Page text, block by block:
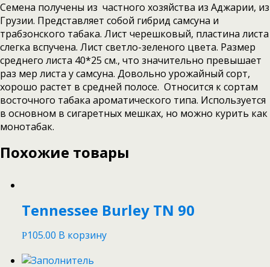
Семена получены из частного хозяйства из Аджарии, из
Грузии. Представляет собой гибрид самсуна и
трабзонского табака. Лист черешковый, пластина листа
слегка вспучена. Лист светло-зеленого цвета. Размер
среднего листа 40*25 см., что значительно превышает
раз мер листа у самсуна. Довольно урожайный сорт,
хорошо растет в средней полосе. Относится к сортам
восточного табака ароматического типа. Используется
в основном в сигаретных мешках, но можно курить как
монотабак.
Похожие товары
Tennessee Burley TN 90
Р105.00 В корзину